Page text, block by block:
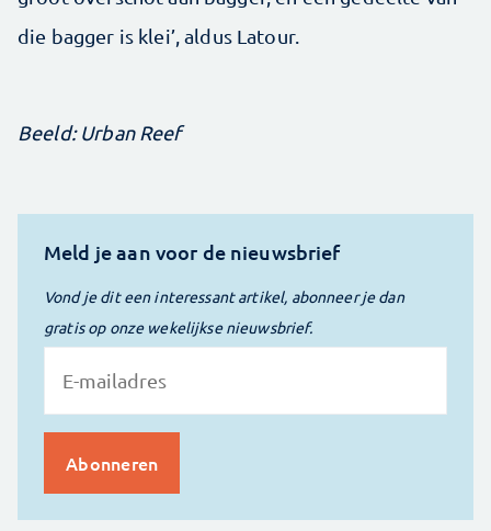
die bagger is klei’, aldus Latour.
Beeld: Urban Reef
Meld je aan voor de nieuwsbrief
Vond je dit een interessant artikel, abonneer je dan
gratis op onze wekelijkse nieuwsbrief.